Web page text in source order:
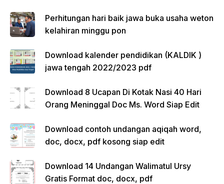
Perhitungan hari baik jawa buka usaha weton
kelahiran minggu pon
Download kalender pendidikan (KALDIK )
jawa tengah 2022/2023 pdf
Download 8 Ucapan Di Kotak Nasi 40 Hari
Orang Meninggal Doc Ms. Word Siap Edit
Download contoh undangan aqiqah word,
doc, docx, pdf kosong siap edit
Download 14 Undangan Walimatul Ursy
Gratis Format doc, docx, pdf